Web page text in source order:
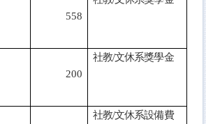
558
200
社教/文休系獎學金
社教/文休系設備費